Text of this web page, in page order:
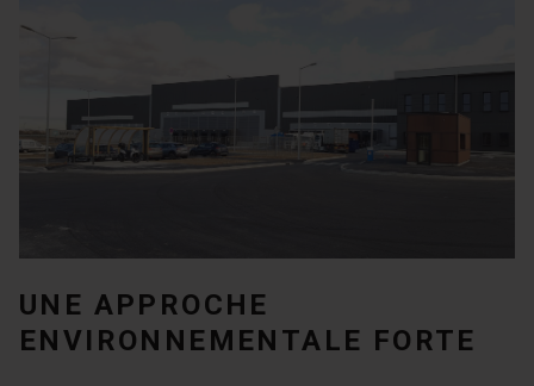
UNE APPROCHE
ENVIRONNEMENTALE FORTE